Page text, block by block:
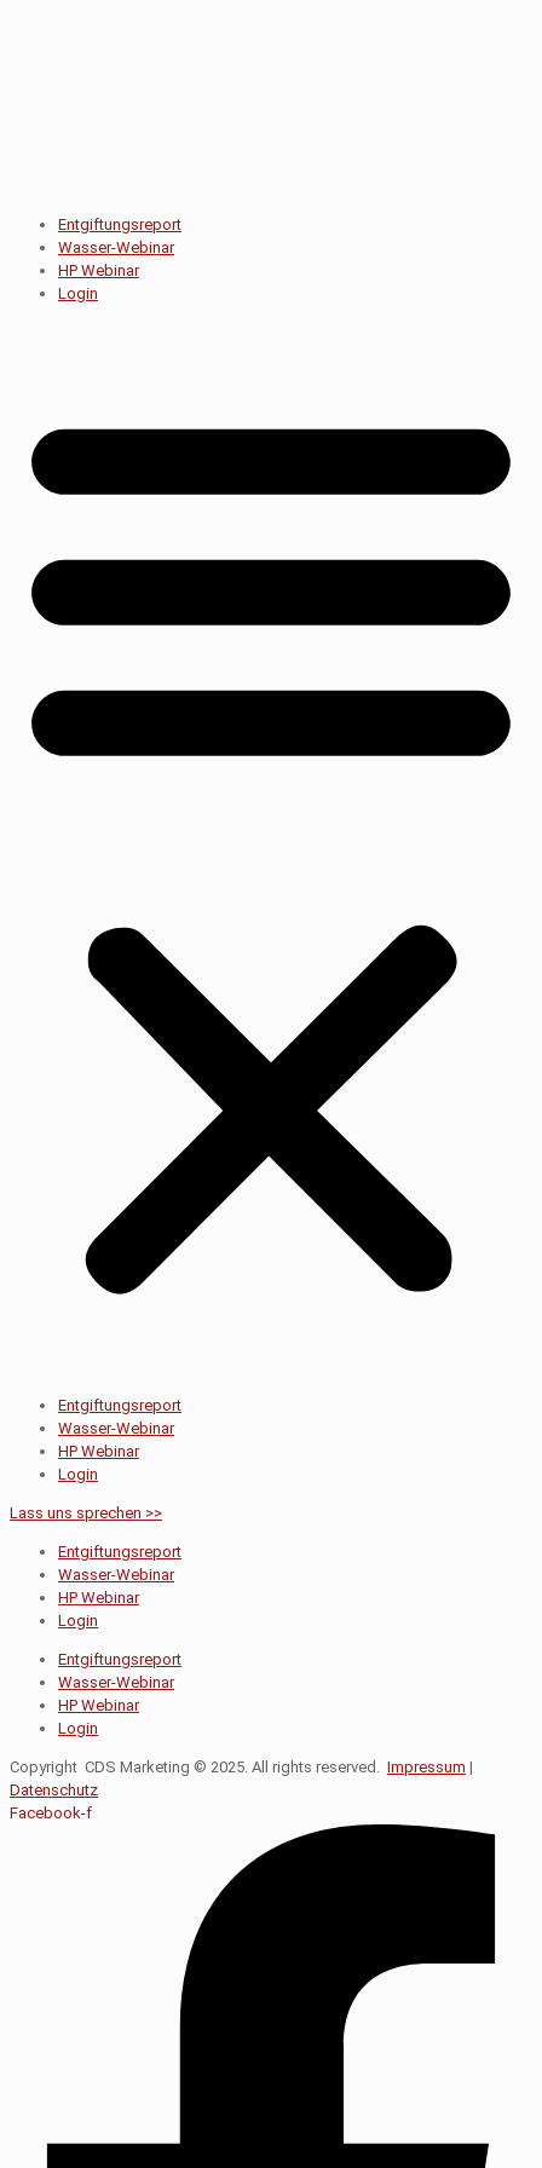
Entgiftungsreport
Wasser-Webinar
HP Webinar
Login
Entgiftungsreport
Wasser-Webinar
HP Webinar
Login
Lass uns sprechen >>
Entgiftungsreport
Wasser-Webinar
HP Webinar
Login
Entgiftungsreport
Wasser-Webinar
HP Webinar
Login
Copyright CDS Marketing © 2025. All rights reserved. Impressum |
Datenschutz
Facebook-f